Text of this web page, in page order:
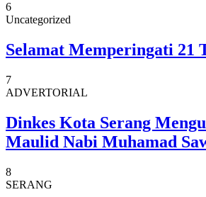
6
Uncategorized
Selamat Memperingati 21
7
ADVERTORIAL
Dinkes Kota Serang
Maulid Nabi Muhamad
8
SERANG